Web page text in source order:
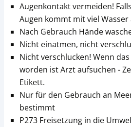
Augenkontakt vermeiden!
Augen kommt mit viel Wasser
Nach Gebrauch Hände
Nicht einatmen, nicht
Nicht verschlucken! Wenn
worden ist Arzt aufsuchen -
Etikett.
Nur für den Gebrauch an
bestimmt
P273 Freisetzung in die